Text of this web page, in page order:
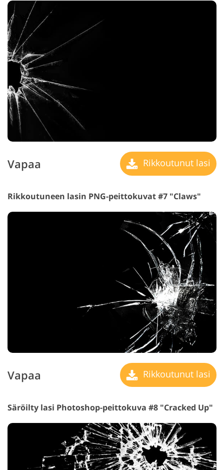
Vapaa Rikkoutunut lasi
Rikkoutuneen lasin PNG-peittokuvat #7 "Claws"
Vapaa Rikkoutunut lasi
Säröilty lasi Photoshop-peittokuva #8 "Cracked Up"